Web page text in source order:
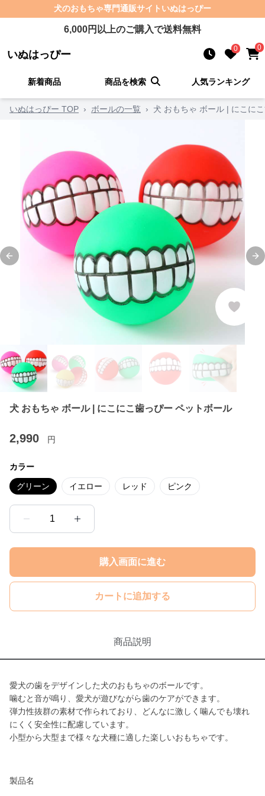
犬のおもちゃ専門通販サイト いぬはっぴー
6,000円以上のご購入で送料無料
いぬはっぴー 0 0
新着商品 商品を検索 人気ランキング
いぬはっぴー TOP › ボールの一覧 › 犬 おもちゃ ボール | にこに
Previous slide
犬 おもちゃ ボール | にこにこ歯っぴー ペットボール
2,990 円
カラー
グリーン イエロー レッド ピンク
1
購入画面に進む
カートに追加する
商品説明
愛犬の歯をデザインした犬のおもちゃのボールです。
噛むと音が鳴り、愛犬が遊びながら歯のケアができます。
弾力性抜群の素材で作られており、どんなに激しく噛んでも壊れ
にくく安全性に配慮しています。
小型から大型まで様々な犬種に適した楽しいおもちゃです。
製品名